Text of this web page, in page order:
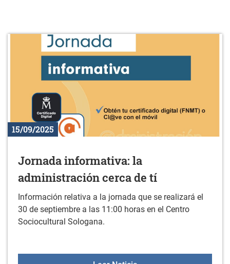
15/09/2025
Jornada informativa: la
administración cerca de tí
Información relativa a la jornada que se realizará el
30 de septiembre a las 11:00 horas en el Centro
Sociocultural Sologana.